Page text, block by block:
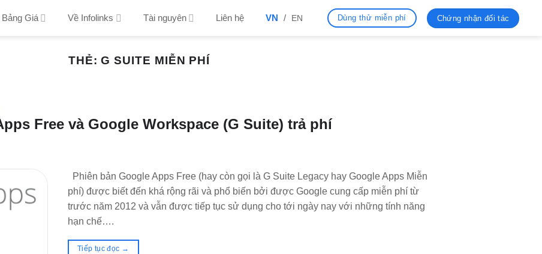
Bảng Giá Về Infolinks Tài nguyên Liên hệ VN / EN Dùng thử miễn phí Chứng nhận đối tác
THẺ:G SUITE MIỄN PHÍ
Free và Google Workspace (G Suite) trả phí
Phiên bản Google Apps Free (hay còn gọi là G Suite Legacy hay Google Apps Miễn
phí) được biết đến khá rộng rãi và phổ biến bởi được Google cung cấp miễn phí từ
trước năm 2012 và vẫn được tiếp tục sử dụng cho tới ngày nay với những tính năng
hạn chế….
Tiếp tục đọc →